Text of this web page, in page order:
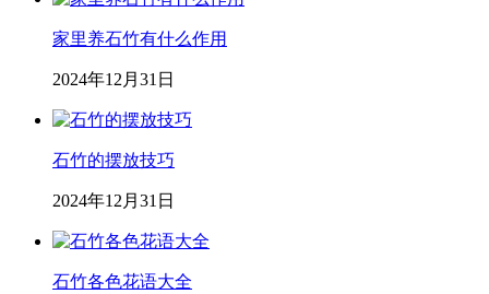
家里养石竹有什么作用
2024年12月31日
石竹的摆放技巧
2024年12月31日
石竹各色花语大全